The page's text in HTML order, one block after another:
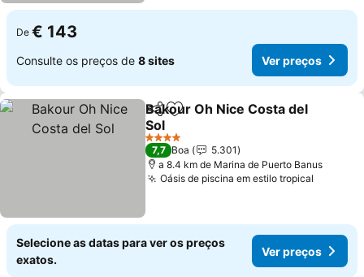
De € 143
Consulte os preços de 8 sites Ver preços
PartilharAdicionar aos favoritos
Bakour Oh Nice Costa del
Sol
Ver preços
4 Estrelas
7,7 Boa
5.301
a 8.4 km de Marina de Puerto Banus
Oásis de piscina em estilo tropical
Selecione as datas para ver os preços
exatos.
Ver preços